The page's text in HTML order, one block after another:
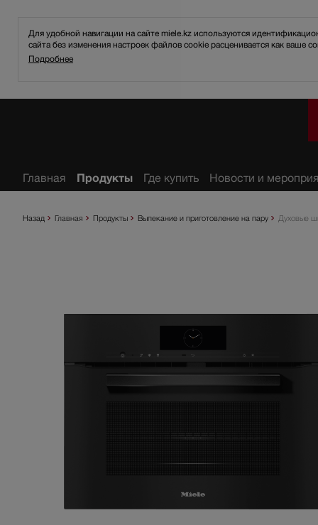
Для удобной навигации на сайте miele.kz используются
сайта без изменения настроек файлов cookie расценивается как ваше
Подробнее
Назад Главная Продукты Выпекание и приготовление на пару Духовые
Главная Продукты Где купить Новости и